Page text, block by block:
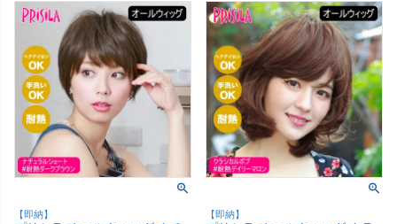
【即納】 【即納】